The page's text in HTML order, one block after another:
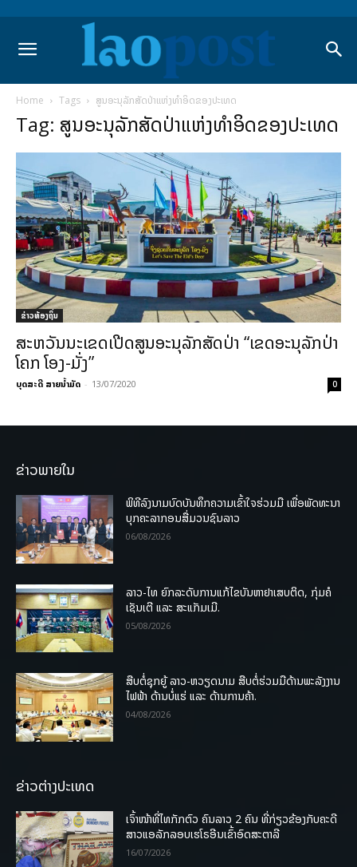
Home Tags ສູນອະນຸລັກສັດປ່າແຫ່ງທຳອິດຂອງປະເທດ
Tag: ສູນອະນຸລັກສັດປ່າແຫ່ງທຳອິດຂອງປະເທດ
ຂ່າວທ້ອງຖິ່ນ
ສະຫວັນນະເຂດເປີດສູນອະນຸລັກສັດປ່າ “ເຂດອະນຸລັກປ່າ
ໂຄກ ໂອງ-ມັ່ງ”
ບຸດສະດີ ສາຍນ້ຳມັດ - 13/07/2020 0
ຂ່າວພາຍໃນ
ພິທີລົງນາມບົດບັນທຶກຄວາມເຂົ້າໃຈຮ່ວມມື ເພື່ອພັດທະນາ
ບຸກຄະລາກອນສື່ມວນຊົນລາວ
06/08/2026
ລາວ-ໄທ ຍົກລະດັບການແກ້ໄຂບັນຫາຢາເສບຕິດ, ກຸ່ມຄໍ
ເຊັນເຕີ ແລະ ສະແກັມເມີ.
05/08/2026
ສືບຕໍ່ຊຸກຍູ້ ລາວ-ຫວຽດນາມ ສືບຕໍ່ຮ່ວມມືດ້ານພະລັງງານ
ໄຟຟ້າ ດ້ານບໍ່ແຮ່ ແລະ ດ້ານການຄ້າ.
04/08/2026
ຂ່າວຕ່າງປະເທດ
ເຈົ້າໜ້າທີ່ໄທກັກຕົວ ຄົນລາວ 2 ຄົນ ທີ່ກ່ຽວຂ້ອງກັບຄະດີ
ສາວແອລັກລອບເຮໂຣອີນເຂົ້າອົດສະຕາລີ
16/07/2026